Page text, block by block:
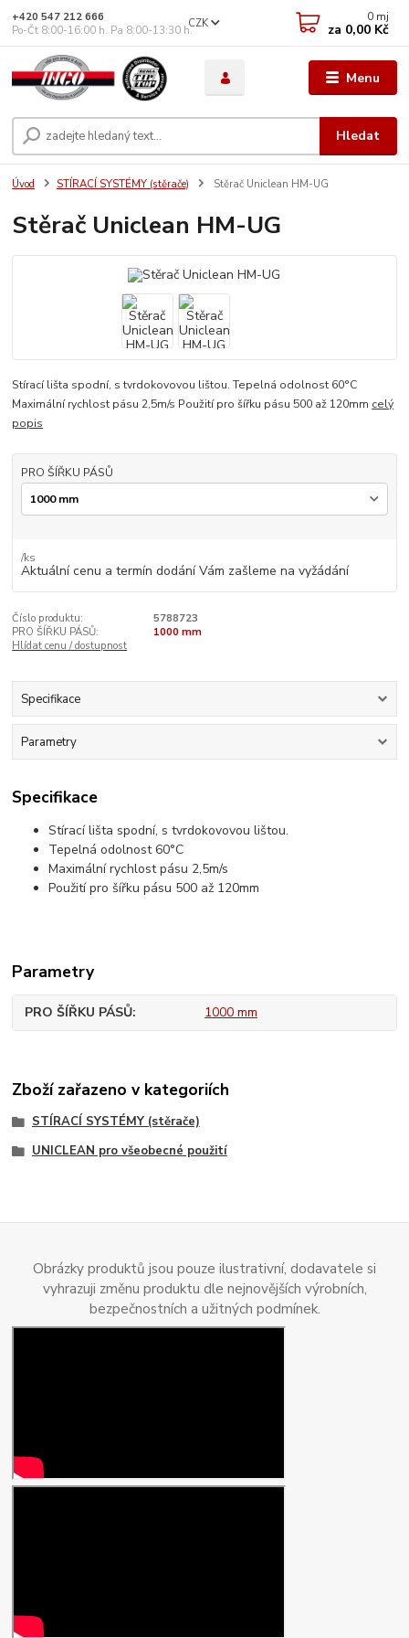
Menu
CZK
Hledat
+420 547 212 666
Po-Čt 8:00-16:00 h. Pa 8:00-13:30 h.
0 mj
za 0,00 Kč
Úvod STÍRACÍ SYSTÉMY (stěrače) Stěrač Uniclean HM-UG
Stěrač Uniclean HM-UG
Stírací lišta spodní, s tvrdokovovou lištou. Tepelná odolnost 60°C
Maximální rychlost pásu 2,5m/s Použití pro šířku pásu 500 až 120mm celý
popis
PRO ŠÍŘKU PÁSŮ
/ks
Aktuální cenu a termín dodání Vám zašleme na vyžádání
Číslo produktu:
5788723
PRO ŠÍŘKU PÁSŮ:
1000 mm
Hlídat cenu / dostupnost
Specifikace
Parametry
Specifikace
Stírací lišta spodní, s tvrdokovovou lištou.
Tepelná odolnost 60°C
Maximální rychlost pásu 2,5m/s
Použití pro šířku pásu 500 až 120mm
Parametry
PRO ŠÍŘKU PÁSŮ 1000 mm
Zboží zařazeno v kategoriích
STÍRACÍ SYSTÉMY (stěrače)
UNICLEAN pro všeobecné použití
Obrázky produktů jsou pouze ilustrativní, dodavatele si
vyhrazuji změnu produktu dle nejnovějších výrobních,
bezpečnostních a užitných podmínek.